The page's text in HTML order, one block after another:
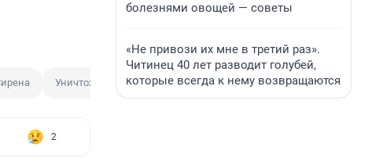
Уничтожение беспилотника Оперативная сводка
2
болезнями овощей — советы
«Не привози их мне в третий раз».
Читинец 40 лет разводит голубей,
которые всегда к нему возвращаются